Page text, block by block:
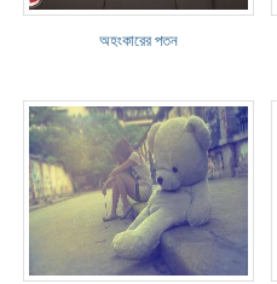
অহংকারের পতন